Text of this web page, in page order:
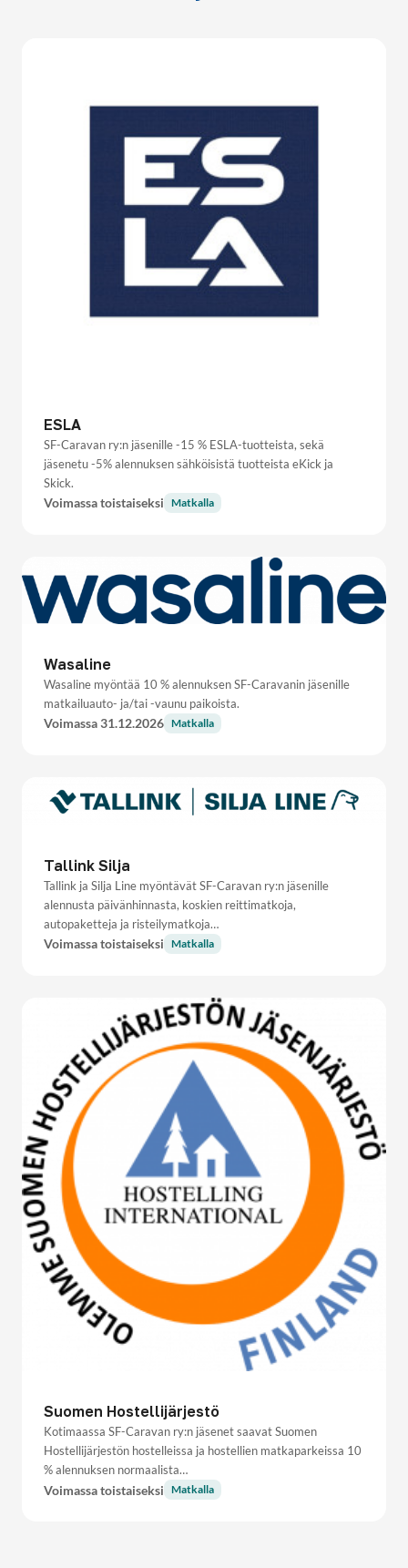
ESLA
SF-Caravan ry:n jäsenille -15 % ESLA-tuotteista, sekä
jäsenetu -5% alennuksen sähköisistä tuotteista eKick ja
Skick.
Voimassa toistaiseksi Matkalla
Wasaline
Wasaline myöntää 10 % alennuksen SF-Caravanin jäsenille
matkailuauto- ja/tai -vaunu paikoista.
Voimassa 31.12.2026 Matkalla
Tallink Silja
Tallink ja Silja Line myöntävät SF-Caravan ry:n jäsenille
alennusta päivänhinnasta, koskien reittimatkoja,
autopaketteja ja risteilymatkoja…
Voimassa toistaiseksi Matkalla
Suomen Hostellijärjestö
Kotimaassa SF-Caravan ry:n jäsenet saavat Suomen
Hostellijärjestön hostelleissa ja hostellien matkaparkeissa 10
% alennuksen normaalista…
Voimassa toistaiseksi Matkalla